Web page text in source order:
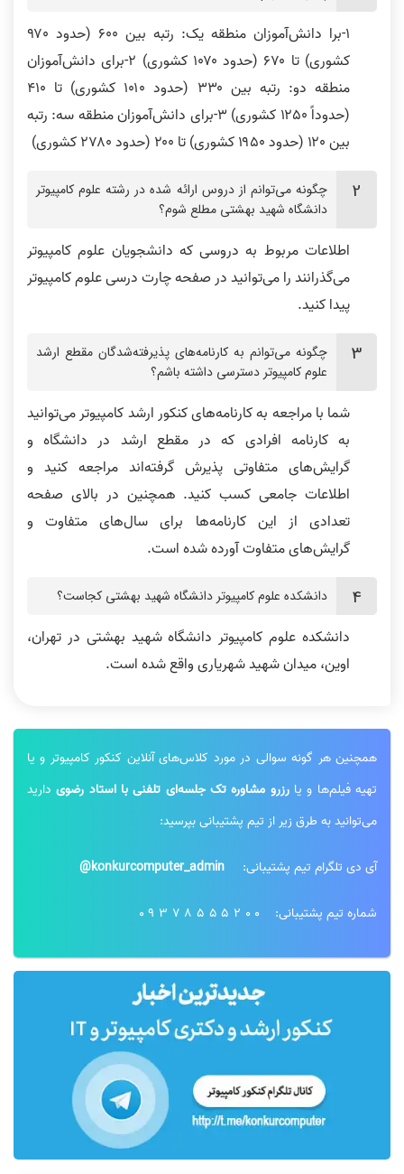
۱-برا دانش‌آموزان منطقه یک: رتبه بین ۶۰۰ (حدود ۹۷۰
کشوری) تا ۶۷۰ (حدود ۱۰۷۰ کشوری) ۲-برای دانش‌آموزان
منطقه دو: رتبه بین ۳۳۰ (حدود ۱۰۱۰ کشوری) تا ۴۱۰
(حدوداً ۱۲۵۰ کشوری) ۳-برای دانش‌آموزان منطقه سه: رتبه
بین ۱۲۰ (حدود ۱۹۵۰ کشوری) تا ۲۰۰ (حدود ۲۷۸۰ کشوری)
چگونه می‌توانم از دروس ارائه شده در رشته علوم کامپیوتر
دانشگاه شهید بهشتی مطلع شوم؟
اطلاعات مربوط به دروسی که دانشجویان علوم کامپیوتر
می‌گذرانند را می‌توانید در صفحه چارت درسی علوم کامپیوتر
پیدا کنید.
چگونه می‌توانم به کارنامه‌های پذیرفته‌شدگان مقطع ارشد
علوم کامپیوتر دسترسی داشته باشم؟
شما با مراجعه به کارنامه‌های کنکور ارشد کامپیوتر می‌توانید
به کارنامه افرادی که در مقطع ارشد در دانشگاه و
گرایش‌های متفاوتی پذیرش گرفته‌اند مراجعه کنید و
اطلاعات جامعی کسب کنید. همچنین در بالای صفحه
تعدادی از این کارنامه‌ها برای سال‌های متفاوت و
گرایش‌های متفاوت آورده شده است.
دانشکده علوم کامپیوتر دانشگاه شهید بهشتی کجاست؟
دانشکده علوم کامپیوتر دانشگاه شهید بهشتی در تهران،
اوین، میدان شهید شهریاری واقع شده است.
همچنین هر گونه سوالی در مورد کلاس‌های آنلاین کنکور کامپیوتر و یا
تهیه فیلم‌ها و یارزرو مشاوره تک جلسه‌ای تلفنی با استاد رضویدارید
می‌توانید به طرق زیر از تیم پشتیبانی بپرسید:
آی دی تلگرام تیم پشتیبانی: konkurcomputer_admin@
شماره تیم پشتیبانی: 09378555200